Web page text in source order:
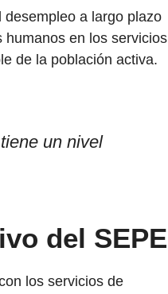
a largo plazo
en los servicios
de la población activa.
un nivel
del SEPE
los servicios de